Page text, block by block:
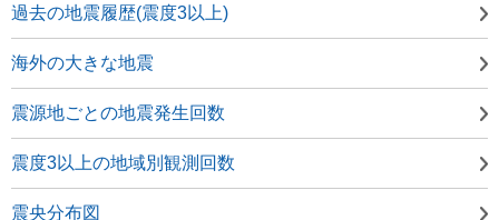
過去の地震履歴(震度3以上)
海外の大きな地震
震源地ごとの地震発生回数
震度3以上の地域別観測回数
震央分布図